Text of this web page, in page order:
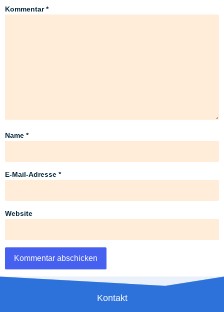
Kommentar*
Name *
E-Mail-Adresse *
Website
Kontakt